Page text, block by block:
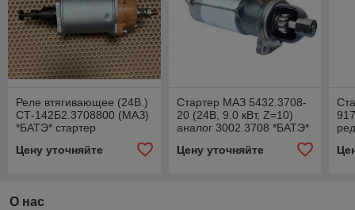
Реле втягивающее (24В.)
СТ-142Б2.3708800 (МАЗ)
*БАТЭ* стартер
СТ-142Б2, СТ-142-3708-
10, СТ-142Т(10)
Цену уточняйте
Стартер МАЗ 5432.3708-
20 (24В, 9.0 кВт, Z=10)
аналог 3002.3708 *БАТЭ*
Цену уточняйте
О нас